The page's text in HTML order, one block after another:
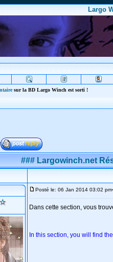
Largo
sur la BD Largo Winch est sorti !
### Largowinch.net
Posté le: 06 Jan 2014 03:02 pm
Dans cette section, vous
In this section, you will find